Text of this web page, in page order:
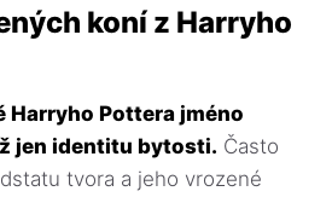
koní z Harryho
Harryho Pottera jméno
jen identitu bytosti. Často
tvora a jeho vrozené